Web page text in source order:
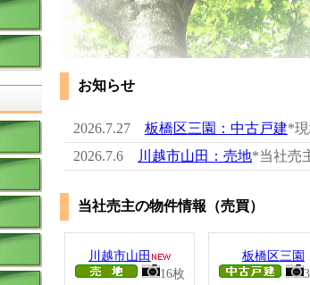
お知らせ
2026.7.27 板橋区三園：中古戸建*
2026.7.6
川越市山田：売地*当社売
当社売主の物件情報（売買）
川越市山田
16枚
板橋区三園